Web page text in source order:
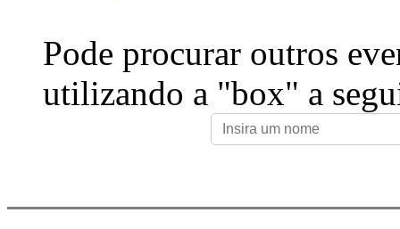
Pode procurar outros
utilizando a "box" a